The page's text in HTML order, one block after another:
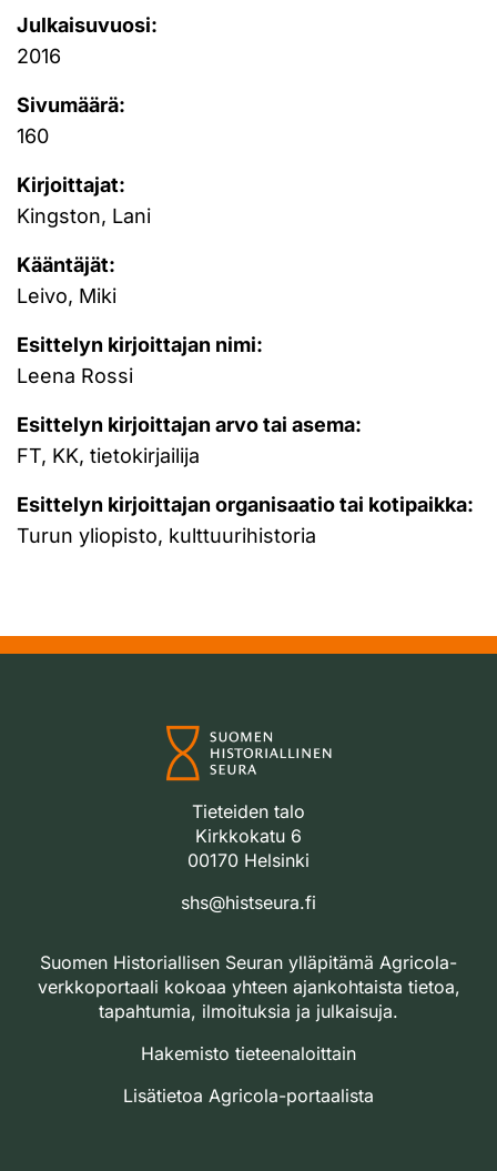
Julkaisuvuosi:
2016
Sivumäärä:
160
Kirjoittajat:
Kingston, Lani
Kääntäjät:
Leivo, Miki
Esittelyn kirjoittajan nimi:
Leena Rossi
Esittelyn kirjoittajan arvo tai asema:
FT, KK, tietokirjailija
Esittelyn kirjoittajan organisaatio tai kotipaikka:
Turun yliopisto, kulttuurihistoria
Tieteiden talo
Kirkkokatu 6
00170 Helsinki
shs@histseura.fi
Suomen Historiallisen Seuran ylläpitämä Agricola-
verkkoportaali kokoaa yhteen ajankohtaista tietoa,
tapahtumia, ilmoituksia ja julkaisuja.
Hakemisto tieteenaloittain
Lisätietoa Agricola-portaalista